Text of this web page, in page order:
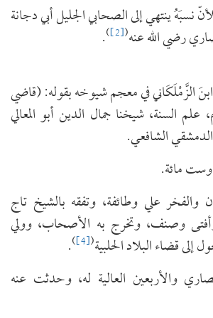
نسبَهُ ينتهي إلى الصحابي الجليل أبي دجانة
رضي الله عنه(
[2]
)
.
الزَّمْلَكَاني في معجم شيوخه بقوله: (قاضي
علم السنة، شيخنا جمال الدين أبو المعالي
الشافعي.
مائة.
علي وطائفة، وتفقه بالشيخ تاج
وصنف، وتخرج به الأصحاب، وولي
إلى قضاء البلاد الحلبية(
[4]
)
.
والأربعين العالية له، وحدثت عنه